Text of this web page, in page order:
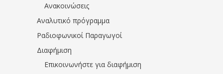
Ανακοινώσεις
Αναλυτικό πρόγραμμα
Ραδιοφωνικοί Παραγωγοί
Διαφήμιση
Επικοινωνήστε για διαφήμιση